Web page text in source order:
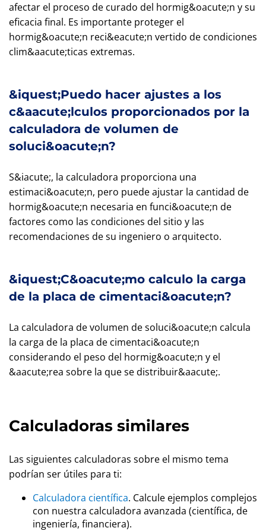
afectar el proceso de curado del hormig&oacute;n y su
eficacia final. Es importante proteger el
hormig&oacute;n reci&eacute;n vertido de condiciones
clim&aacute;ticas extremas.
&iquest;Puedo hacer ajustes a los
c&aacute;lculos proporcionados por la
calculadora de volumen de
soluci&oacute;n?
S&iacute;, la calculadora proporciona una
estimaci&oacute;n, pero puede ajustar la cantidad de
hormig&oacute;n necesaria en funci&oacute;n de
factores como las condiciones del sitio y las
recomendaciones de su ingeniero o arquitecto.
&iquest;C&oacute;mo calculo la carga
de la placa de cimentaci&oacute;n?
La calculadora de volumen de soluci&oacute;n calcula
la carga de la placa de cimentaci&oacute;n
considerando el peso del hormig&oacute;n y el
&aacute;rea sobre la que se distribuir&aacute;.
Calculadoras similares
Las siguientes calculadoras sobre el mismo tema
podrían ser útiles para ti:
Calculadora científica. Calcule ejemplos complejos
con nuestra calculadora avanzada (científica, de
ingeniería, financiera).